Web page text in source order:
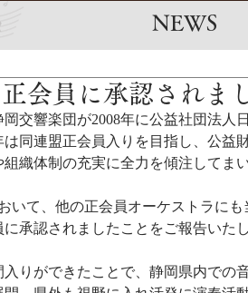
NEWS
会員に承認されま
交響楽団が2008年に公益社団法人
同連盟正会員入りを目指し、公益
織体制の充実に全力を傾注してまい
いて、他の正会員オーケストラに
承認されましたことをご報告いたし
りができたことで、静岡県内での